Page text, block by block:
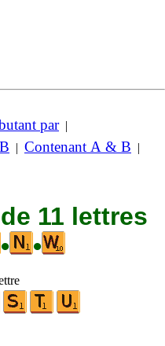
par|
| Contenant A & B |
11 lettres
• •